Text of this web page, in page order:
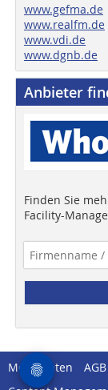
www.gefma.de
www.realfm.de
www.vdi.de
www.dgnb.de
Anbieter
Finden Sie
Facility-
Mediadaten AGB